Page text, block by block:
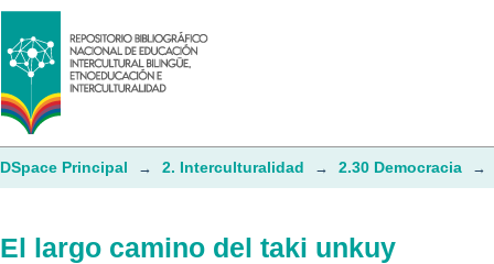
El largo camino del taki unkuy
DSpace Principal → 2. Interculturalidad → 2.30 Democracia →
El largo camino del taki unkuy